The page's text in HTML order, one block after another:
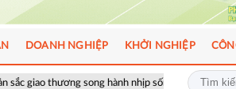
song hành nhịp sống toàn cầu
DOANH NGHIỆP KHỞI NGHIỆP